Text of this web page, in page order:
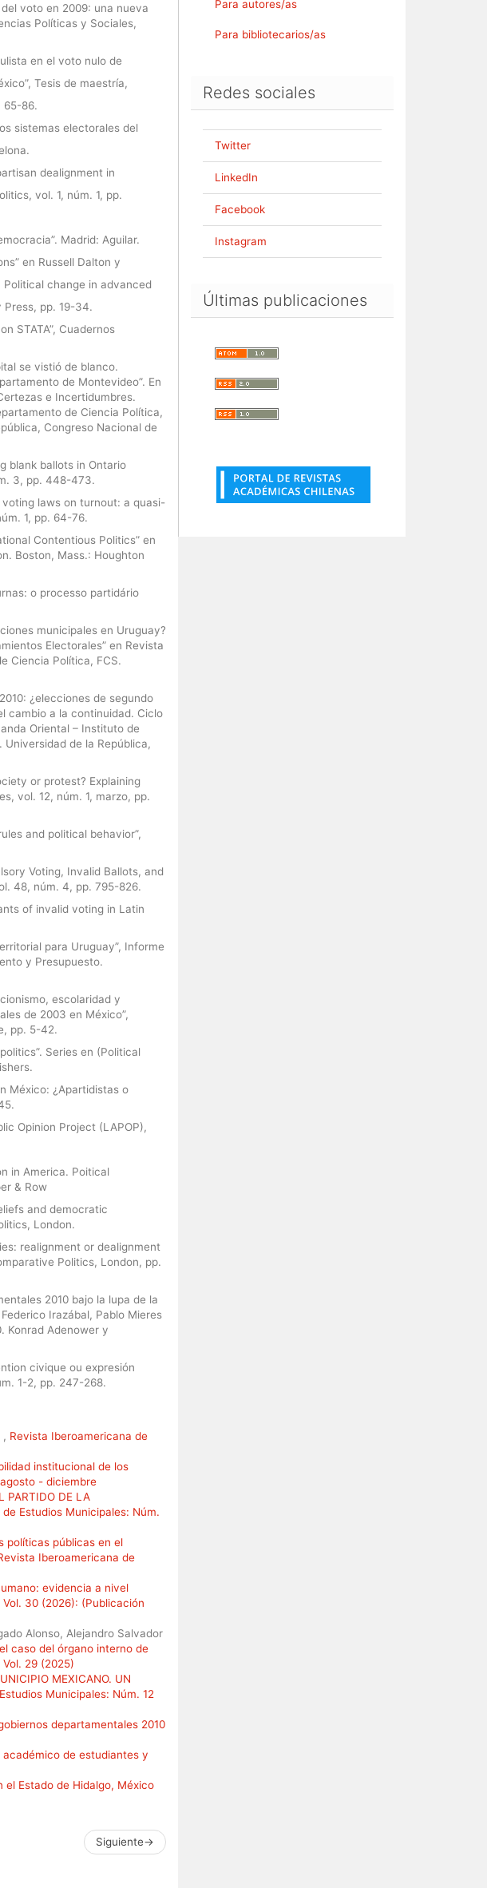
del voto en 2009: una nueva
Políticas y Sociales,
en el voto nulo de
Tesis de maestría,
65-86.
sistemas electorales del
dealignment in
vol. 1, núm. 1, pp.
Madrid: Aguilar.
en Russell Dalton y
change in advanced
Press, pp. 19-34.
STATA”, Cuadernos
se vistió de blanco.
de Montevideo”. En
e Incertidumbres.
de Ciencia Política,
Congreso Nacional de
blank ballots in Ontario
3, pp. 448-473.
laws on turnout: a quasi-
1, pp. 64-76.
Contentious Politics” en
Boston, Mass.: Houghton
o processo partidário
municipales en Uruguay?
Electorales” en Revista
Ciencia Política, FCS.
¿elecciones de segundo
cambio a la continuidad. Ciclo
Oriental – Instituto de
de la República,
or protest? Explaining
vol. 12, núm. 1, marzo, pp.
and political behavior”,
Voting, Invalid Ballots, and
48, núm. 4, pp. 795-826.
of invalid voting in Latin
para Uruguay”, Informe
y Presupuesto.
escolaridad y
de 2003 en México”,
pp. 5-42.
Series en (Political
México: ¿Apartidistas o
Opinion Project (LAPOP),
in America. Poitical
& Row
and democratic
London.
realignment or dealignment
Politics, London, pp.
2010 bajo la lupa de la
Irazábal, Pablo Mieres
Konrad Adenower y
civique ou expresión
1-2, pp. 247-268.
, Revista Iberoamericana de
institucional de los
- diciembre
PARTIDO DE LA
Estudios Municipales: Núm.
políticas públicas en el
Iberoamericana de
evidencia a nivel
30 (2026): (Publicación
Alonso, Alejandro Salvador
caso del órgano interno de
29 (2025)
MEXICANO. UN
Municipales: Núm. 12
departamentales 2010
de estudiantes y
Estado de Hidalgo, México
Siguiente→
Para autores/as
Para bibliotecarios/as
Redes sociales
Twitter
LinkedIn
Facebook
Instagram
Últimas publicaciones